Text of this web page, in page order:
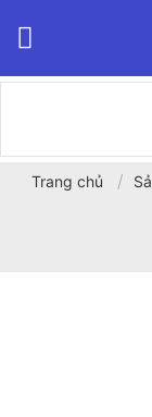
Trang chủ /